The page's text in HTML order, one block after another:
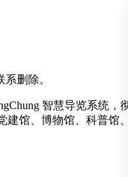
删除。
智慧导览系统，
馆、博物馆、科普馆